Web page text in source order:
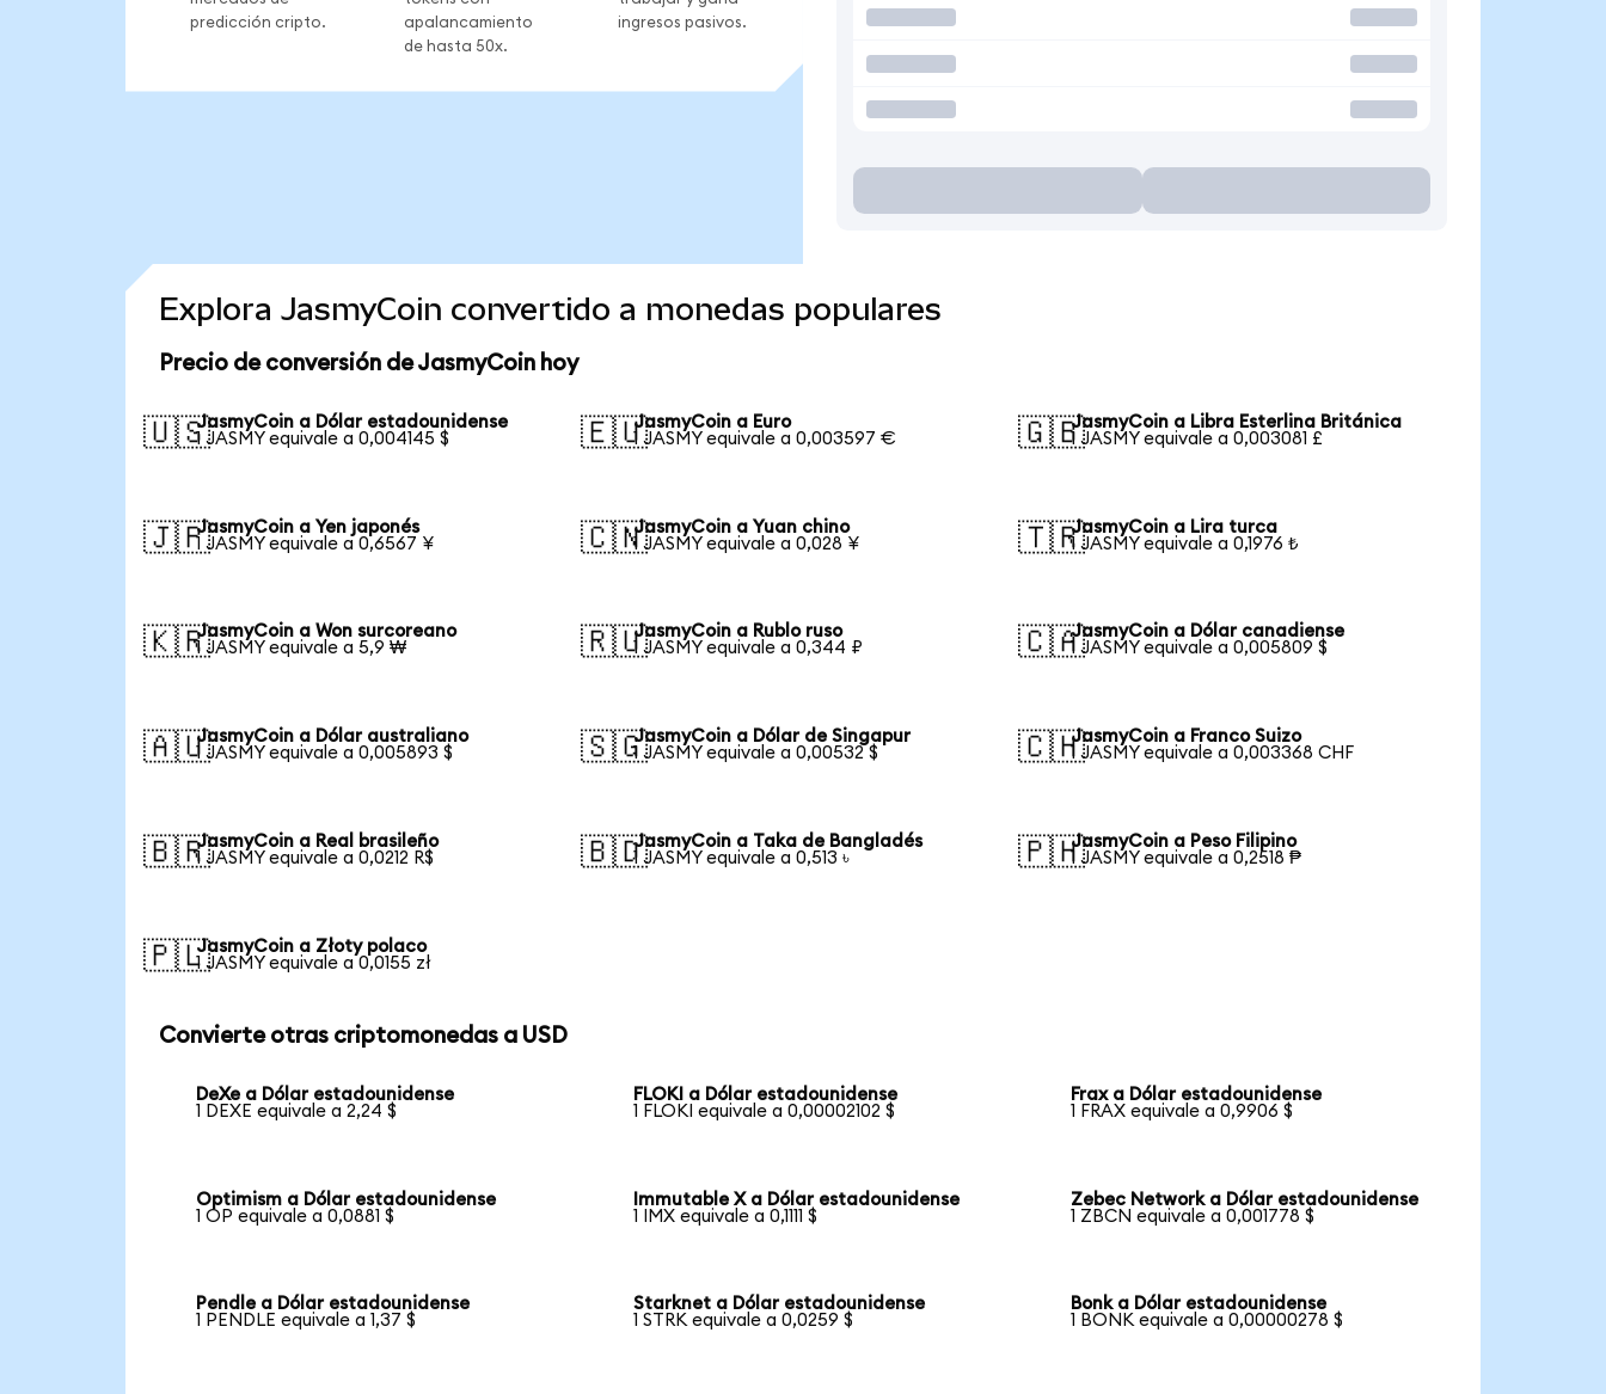
predicción cripto.
apalancamiento
de hasta 50x.
ingresos pasivos.
Explora JasmyCoin convertido a monedas populares
Precio de conversión de JasmyCoin hoy
🇺🇸JasmyCoin a Dólar estadounidense
1 JASMY equivale a 0,004145 $
🇪🇺JasmyCoin a Euro
1 JASMY equivale a 0,003597 €
🇬🇧JasmyCoin a Libra Esterlina Británica
1 JASMY equivale a 0,003081 £
🇯🇵JasmyCoin a Yen japonés
1 JASMY equivale a 0,6567 ¥
🇨🇳JasmyCoin a Yuan chino
1 JASMY equivale a 0,028 ¥
🇹🇷JasmyCoin a Lira turca
1 JASMY equivale a 0,1976 ₺
🇰🇷JasmyCoin a Won surcoreano
1 JASMY equivale a 5,9 ₩
🇷🇺JasmyCoin a Rublo ruso
1 JASMY equivale a 0,344 ₽
🇨🇦JasmyCoin a Dólar canadiense
1 JASMY equivale a 0,005809 $
🇦🇺JasmyCoin a Dólar australiano
1 JASMY equivale a 0,005893 $
🇸🇬JasmyCoin a Dólar de Singapur
1 JASMY equivale a 0,00532 $
🇨🇭JasmyCoin a Franco Suizo
1 JASMY equivale a 0,003368 CHF
🇧🇷JasmyCoin a Real brasileño
1 JASMY equivale a 0,0212 R$
🇧🇩JasmyCoin a Taka de Bangladés
1 JASMY equivale a 0,513 ৳
🇵🇭JasmyCoin a Peso Filipino
1 JASMY equivale a 0,2518 ₱
🇵🇱JasmyCoin a Złoty polaco
1 JASMY equivale a 0,0155 zł
Convierte otras criptomonedas a USD
DeXe a Dólar estadounidense
1 DEXE equivale a 2,24 $
FLOKI a Dólar estadounidense
1 FLOKI equivale a 0,00002102 $
Frax a Dólar estadounidense
1 FRAX equivale a 0,9906 $
Optimism a Dólar estadounidense
1 OP equivale a 0,0881 $
Immutable X a Dólar estadounidense
1 IMX equivale a 0,1111 $
Zebec Network a Dólar estadounidense
1 ZBCN equivale a 0,001778 $
Pendle a Dólar estadounidense
1 PENDLE equivale a 1,37 $
Starknet a Dólar estadounidense
1 STRK equivale a 0,0259 $
Bonk a Dólar estadounidense
1 BONK equivale a 0,00000278 $